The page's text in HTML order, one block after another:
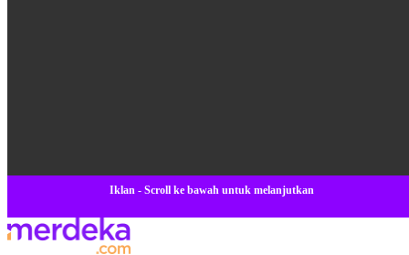
Iklan - Scroll ke bawah untuk melanjutkan